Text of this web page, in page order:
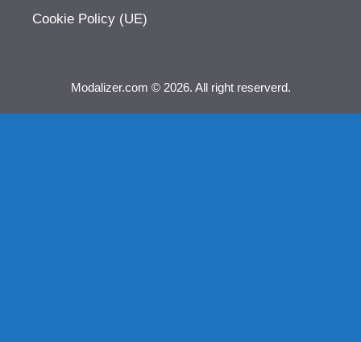
Cookie Policy (UE)
Modalizer.com © 2026. All right reserverd.